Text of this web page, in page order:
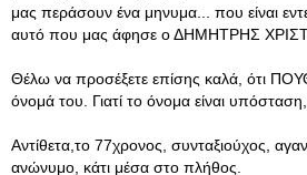
μας περάσουν ένα μηνυμα... που είναι
αυτό που μας άφησε ο ΔΗΜΗΤΡΗΣ
Θέλω να προσέξετε επίσης καλά, ότι
όνομά του. Γιατί το όνομα είναι
Αντίθετα,το 77χρονος, συνταξιούχος,
ανώνυμο, κάτι μέσα στο πλήθος.